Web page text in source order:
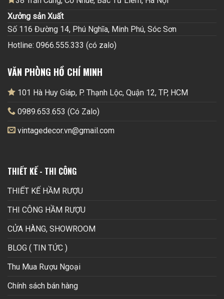
Xưởng sản Xuất
Số 116 Đường 14, Phú Nghĩa, Minh Phú, Sóc Sơn
Hotline: 0966.555.333 (có zalo)
VĂN PHÒNG HỒ CHÍ MINH
101 Hà Huy Giáp, P. Thạnh Lộc, Quận 12, TP, HCM
0989.653.653 (Có Zalo)
vintagedecor.vn@gmail.com
THIẾT KẾ - THI CÔNG
THIẾT KẾ HẦM RƯỢU
THI CÔNG HẦM RƯỢU
CỬA HÀNG, SHOWROOM
BLOG ( TIN TỨC )
Thu Mua Rượu Ngoại
Chính sách bán hàng